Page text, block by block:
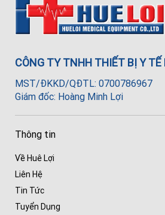
CÔNG TY TNHH THIẾT BỊ Y TẾ
MST/ĐKKD/QĐTL: 0700786967
Giám đốc: Hoàng Minh Lợi
Thông tin
Về Huê Lợi
Liên Hệ
Tin Tức
Tuyển Dụng